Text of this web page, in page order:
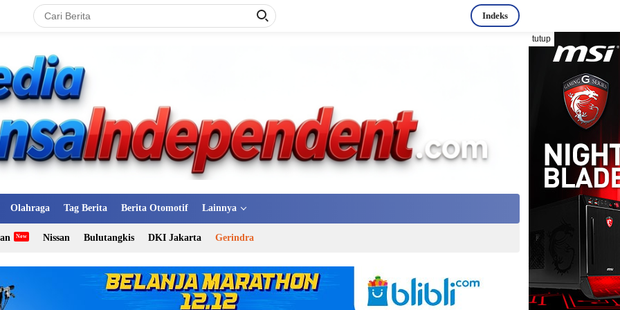
Indeks
tutup
Olahraga Tag Berita Berita Otomotif Lainnya
Nissan Bulutangkis DKI Jakarta Gerindra